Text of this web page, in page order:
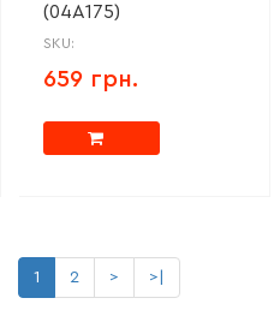
(04A175)
SKU:
659 грн.
1 2 > >|